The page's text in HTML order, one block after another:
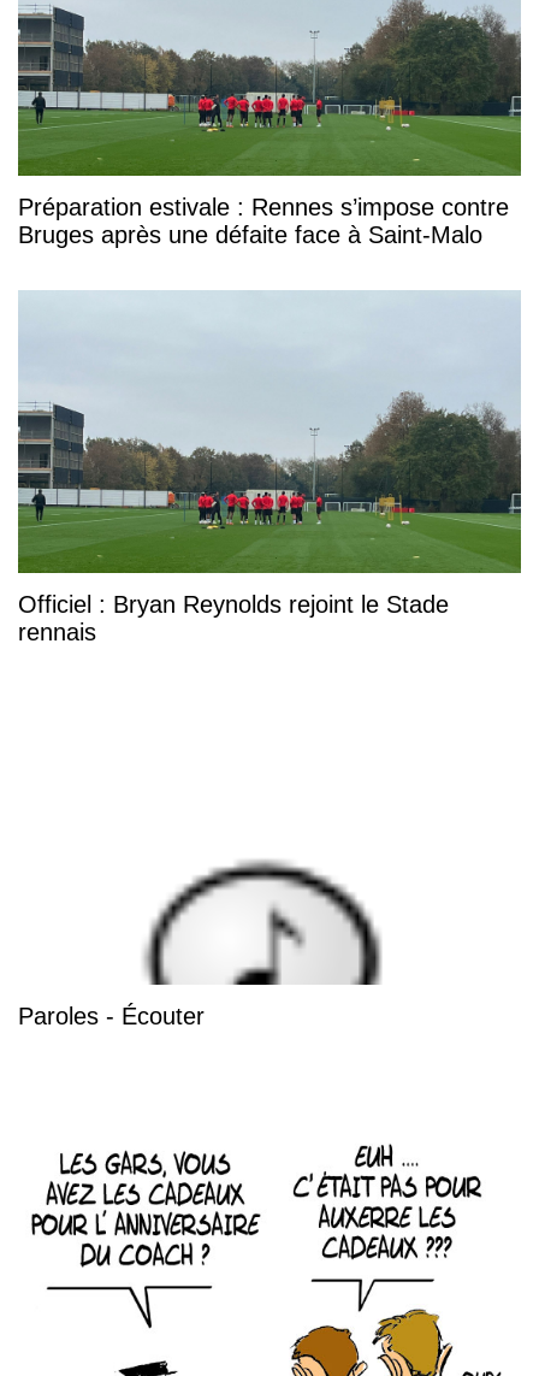
Préparation estivale : Rennes s’impose contre
Bruges après une défaite face à Saint-Malo
Officiel : Bryan Reynolds rejoint le Stade
rennais
Paroles - Écouter